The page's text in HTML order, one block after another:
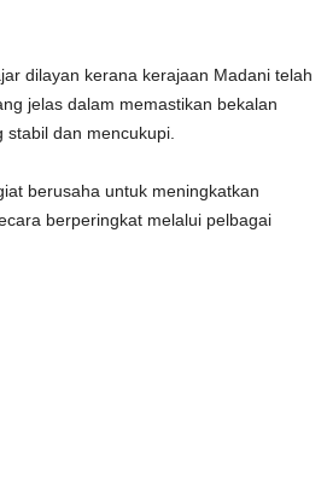
dilayan kerana kerajaan Madani telah
jelas dalam memastikan bekalan
stabil dan mencukupi.
berusaha untuk meningkatkan
berperingkat melalui pelbagai